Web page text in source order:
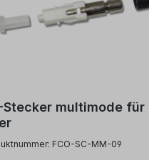
Stecker multimode für
FCO-SC-MM-09